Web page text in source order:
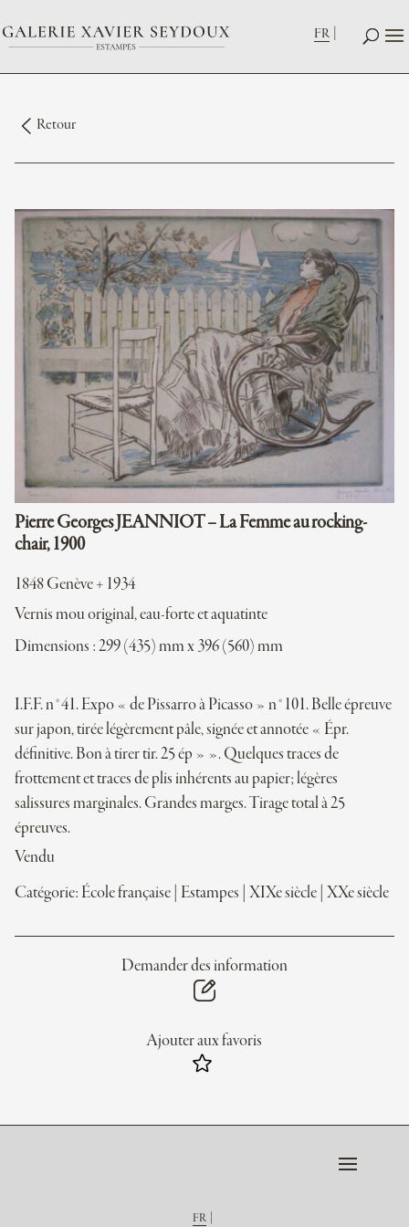
FR
Retour
Pierre Georges JEANNIOT – La Femme au rocking-
chair, 1900
1848 Genève + 1934
Vernis mou original, eau-forte et aquatinte
Dimensions : 299 (435) mm x 396 (560) mm
I.F.F. n°41. Expo « de Pissarro à Picasso » n°101. Belle épreuve
sur japon, tirée légèrement pâle, signée et annotée « Épr.
définitive. Bon à tirer tir. 25 ép » ». Quelques traces de
frottement et traces de plis inhérents au papier; légères
salissures marginales. Grandes marges. Tirage total à 25
épreuves.
Vendu
Catégorie: École française Estampes XIXe siècle XXe siècle
Demander des information
Ajouter aux favoris
FR